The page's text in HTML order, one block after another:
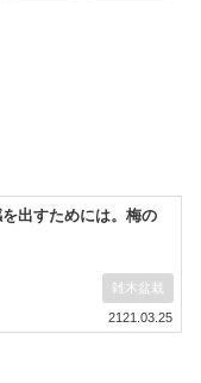
雑木盆栽
出すためには。梅の
2121.03.25